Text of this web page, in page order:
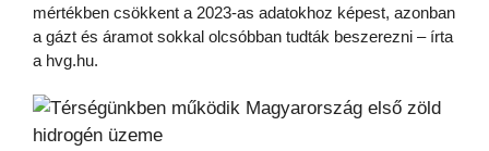
mértékben csökkent a 2023-as adatokhoz képest, azonban
a gázt és áramot sokkal olcsóbban tudták beszerezni – írta
a hvg.hu.